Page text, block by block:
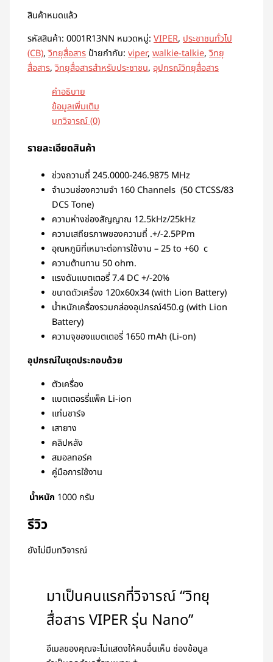
สินค้าหมดแล้ว
รหัสสินค้า:0001R13NN หมวดหมู่:VIPER,ประชาชนทั่วไป
(CB),วิทยุสื่อสาร ป้ายกำกับ:viper,walkie-talkie,วิทยุ
สื่อสาร,วิทยุสื่อสารสำหรับประชาชน,อุปกรณ์วิทยุสื่อสาร
คำอธิบาย
ข้อมูลเพิ่มเติม
บทวิจารณ์ (0)
รายละเอียดสินค้า
ช่วงถวามถี่ 245.0000-246.9875 MHz
จำนวนช่องความจำ 160 Channels (50 CTCSS/83
DCS Tone)
ความห่างช่องสัญญาณ 12.5kHz/25kHz
ความเสถียรภาพของความถี่ .+/-2.5PPm
อุณหภูมิที่เหมาะต่อการใช้งาน – 25 to +60 c
ความต้านทาน 50 ohm.
แรงดันแบตเตอรี่ 7.4 DC +/-20%
ขนาดตัวเครื่อง 120x60x34 (with Lion Battery)
น้ำหนักเครื่องรวมกล่องอุปกรณ์450.g (with Lion
Battery)
ความจุของแบตเตอรี่ 1650 mAh (Li-on)
อุปกรณ์ในชุดประกอบด้วย
ตัวเครื่อง
แบตเตอรรี่แพ็ค Li-ion
แท่นชาร์จ
เสายาง
คลิปหลัง
สมอลทอร์ค
คู่มือการใช้งาน
น้ำหนัก 1000 กรัม
รีวิว
ยังไม่มีบทวิจารณ์
มาเป็นคนแรกที่วิจารณ์ “วิทยุ
สื่อสาร VIPER รุ่น Nano”
อีเมลของคุณจะไม่แสดงให้คนอื่นเห็น ช่องข้อมูล